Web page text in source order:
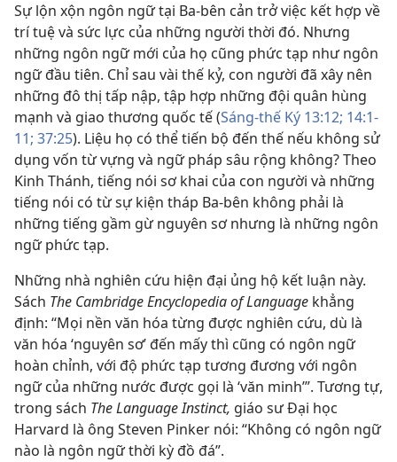
Sự lộn xộn ngôn ngữ tại Ba-bên cản trở việc kết hợp về
trí tuệ và sức lực của những người thời đó. Nhưng
những ngôn ngữ mới của họ cũng phức tạp như ngôn
ngữ đầu tiên. Chỉ sau vài thế kỷ, con người đã xây nên
những đô thị tấp nập, tập hợp những đội quân hùng
mạnh và giao thương quốc tế (Sáng-thế Ký 13:12; 14:1-
11; 37:25). Liệu họ có thể tiến bộ đến thế nếu không sử
dụng vốn từ vựng và ngữ pháp sâu rộng không? Theo
Kinh Thánh, tiếng nói sơ khai của con người và những
tiếng nói có từ sự kiện tháp Ba-bên không phải là
những tiếng gầm gừ nguyên sơ nhưng là những ngôn
ngữ phức tạp.
Những nhà nghiên cứu hiện đại ủng hộ kết luận này.
Sách The Cambridge Encyclopedia of Language khẳng
định: “Mọi nền văn hóa từng được nghiên cứu, dù là
văn hóa ‘nguyên sơ’ đến mấy thì cũng có ngôn ngữ
hoàn chỉnh, với độ phức tạp tương đương với ngôn
ngữ của những nước được gọi là ‘văn minh’”. Tương tự,
trong sách The Language Instinct, giáo sư Ðại học
Harvard là ông Steven Pinker nói: “Không có ngôn ngữ
nào là ngôn ngữ thời kỳ đồ đá”.